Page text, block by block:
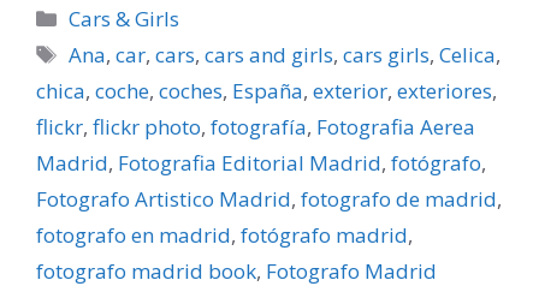
Categorías
Cars & Girls
Etiquetas
Ana,car,cars,cars and girls,cars girls,Celica,
chica, coche, coches, España, exterior, exteriores,
flickr, flickr photo, fotografí­a, Fotografia Aerea
Madrid, Fotografia Editorial Madrid, fotógrafo,
Fotografo Artistico Madrid, fotografo de madrid,
fotografo en madrid, fotógrafo madrid,
fotografo madrid book, Fotografo Madrid